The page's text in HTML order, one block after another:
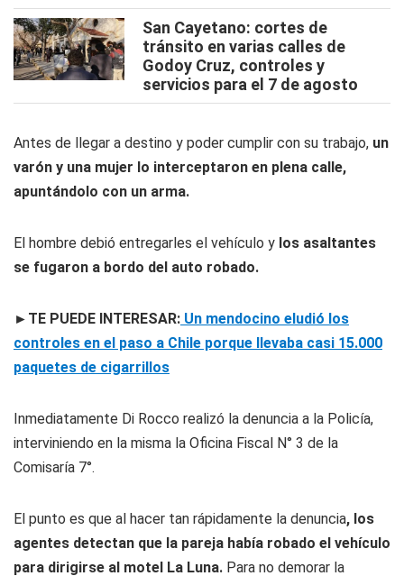
San Cayetano: cortes de
tránsito en varias calles de
Godoy Cruz, controles y
servicios para el 7 de agosto
Antes de llegar a destino y poder cumplir con su trabajo, un
varón y una mujer lo interceptaron en plena calle,
apuntándolo con un arma.
El hombre debió entregarles el vehículo y los asaltantes
se fugaron a bordo del auto robado.
►TE PUEDE INTERESAR: Un mendocino eludió los
controles en el paso a Chile porque llevaba casi 15.000
paquetes de cigarrillos
Inmediatamente Di Rocco realizó la denuncia a la Policía,
interviniendo en la misma la Oficina Fiscal N° 3 de la
Comisaría 7°.
El punto es que al hacer tan rápidamente la denuncia, los
agentes detectan que la pareja había robado el vehículo
para dirigirse al motel La Luna. Para no demorar la